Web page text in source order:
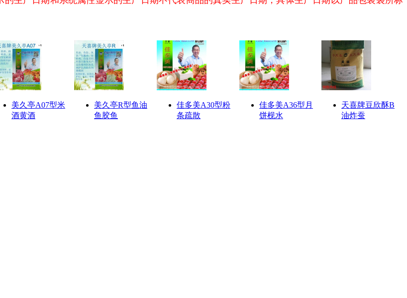
美久亭A07型米
酒黄酒
美久亭R型鱼油
鱼胶鱼
佳多美A30型粉
条疏散
佳多美A36型月
饼枧水
天喜牌豆欣酥B
油炸蚕